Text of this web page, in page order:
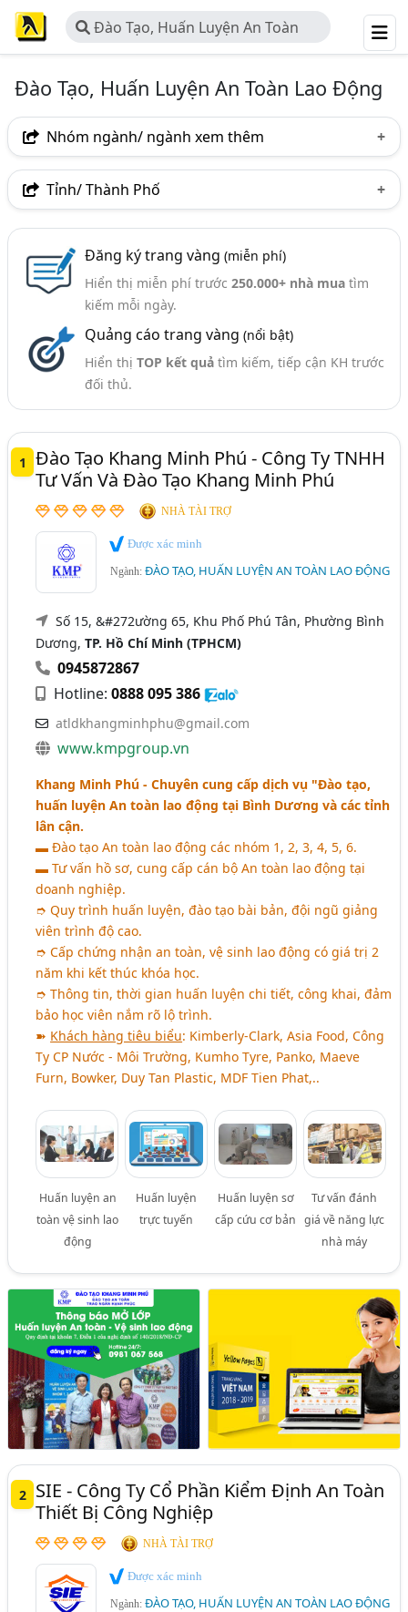
Đào Tạo, Huấn Luyện An Toàn
Lao Động
Đào Tạo, Huấn Luyện An Toàn Lao Động
Nhóm ngành/ ngành xem thêm
Ngành nghề
Ngành xem thêm
Bảo Hộ Lao Động (1378)
Đào Tạo Nghề Nghiệp (113)
Tỉnh/ Thành Phố
Bình Dương
Tp. Đà Nẵng
TP. Hải Phòng
Đồng Tháp
An Giang
Bình Phước
Bình Thuận
Khánh Hòa
Nghệ An
Phú Yên
Quảng Ninh
TP. Cần Thơ
Vĩnh Phúc Bắc Giang
Gia Lai
Hải Dương
Kiên Giang
Tây Ninh
Tiền Giang
Vĩnh Long
Đăng ký trang vàng (miễn phí)
Hiển thị miễn phí trước 250.000+ nhà muatìm
kiếm mỗi ngày.
Quảng cáo trang vàng (nổi bật)
Hiển thị TOP kết quảtìm kiếm, tiếp cận KH trước
đối thủ.
1
Đào Tạo Khang Minh Phú - Công Ty TNHH
Tư Vấn Và Đào Tạo Khang Minh Phú
NHÀ TÀI TRỢ
Được xác minh
Ngành:ĐÀO TẠO, HUẤN LUYỆN AN TOÀN LAO ĐỘNG
Số 15, &#272ường 65, Khu Phố Phú Tân, Phường Bình
Dương,TP. Hồ Chí Minh (TPHCM)
0945872867
Hotline:0888 095 386
atldkhangminhphu@gmail.com
www.kmpgroup.vn
Khang Minh Phú - Chuyên cung cấp dịch vụ "Đào tạo,
huấn luyện An toàn lao động tại Bình Dương và các tỉnh
lân cận.
▬ Đào tạo An toàn lao động các nhóm 1, 2, 3, 4, 5, 6.
▬ Tư vấn hồ sơ, cung cấp cán bộ An toàn lao động tại
doanh nghiệp.
➮ Quy trình huấn luyện, đào tạo bài bản, đội ngũ giảng
viên trình độ cao.
➮ Cấp chứng nhận an toàn, vệ sinh lao động có giá trị 2
năm khi kết thúc khóa học.
➮ Thông tin, thời gian huấn luyện chi tiết, công khai, đảm
bảo học viên nắm rõ lộ trình.
➽ Khách hàng tiêu biểu: Kimberly-Clark, Asia Food, Công
Ty CP Nước - Môi Trường, Kumho Tyre, Panko, Maeve
Furn, Bowker, Duy Tan Plastic, MDF Tien Phat,..
Huấn luyện an
toàn vệ sinh lao
động
Huấn luyện
trực tuyến
Huấn luyện sơ
cấp cứu cơ bản
Tư vấn đánh
giá về năng lực
nhà máy
2
SIE - Công Ty Cổ Phần Kiểm Định An Toàn
Thiết Bị Công Nghiệp
NHÀ TÀI TRỢ
Được xác minh
Ngành:ĐÀO TẠO, HUẤN LUYỆN AN TOÀN LAO ĐỘNG